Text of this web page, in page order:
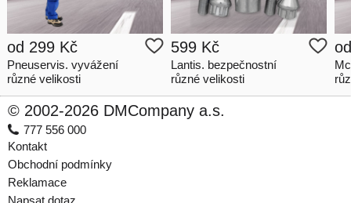
od 299 Kč
Pneuservis. vyvážení
různé velikosti
599 Kč
Lantis. bezpečnostní
různé velikosti
od
© 2002-2026 DMCompany a.s.
777 556 000
Kontakt
Obchodní podmínky
Reklamace
Napsat dotaz